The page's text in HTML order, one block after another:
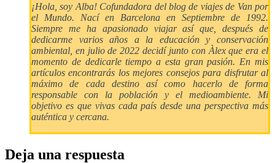
¡Hola, soy Alba! Cofundadora del blog de viajes de Van por
el Mundo. Nací en Barcelona en Septiembre de 1992.
Siempre me ha apasionado viajar así que, después de
dedicarme varios años a la educación y conservación
ambiental, en julio de 2022 decidí junto con Àlex que era el
momento de dedicarle tiempo a esta gran pasión. En mis
artículos encontrarás los mejores consejos para disfrutar al
máximo de cada destino así como hacerlo de forma
responsable con la población y el medioambiente. Mi
objetivo es que vivas cada país desde una perspectiva más
auténtica y cercana.
Deja una respuesta